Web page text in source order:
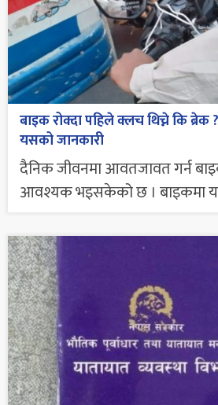
बाइक रोक्दा पहिले क्लच थिच्ने कि
यसको जानकारी
दैनिक जीवनमा आवतजावत गर्न
आवश्यक भइसकेको छ । बाइकमा